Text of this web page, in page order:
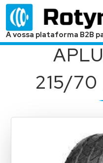
A vossa plataforma B2B
215/70